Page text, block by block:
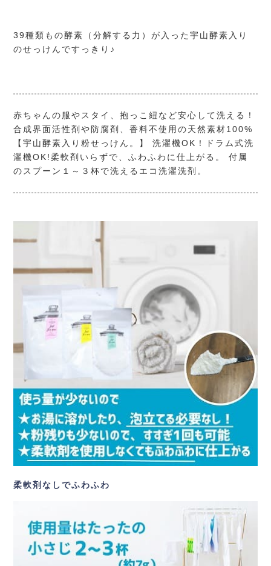
39種類もの酵素（分解する力）が入った宇山酵素入り
のせっけんですっきり♪
赤ちゃんの服やスタイ、抱っこ紐など安心して洗える！
合成界面活性剤や防腐剤、香料不使用の天然素材100%
【宇山酵素入り粉せっけん。】 洗濯機OK！ドラム式洗
濯機OK!柔軟剤いらずで、ふわふわに仕上がる。 付属
のスプーン１～３杯で洗えるエコ洗濯洗剤。
柔軟剤なしでふわふわ